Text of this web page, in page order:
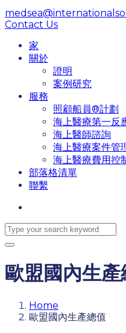
Contact Us
家
關於
證明
案例研究
服務
照顧船員®計劃
海上醫療第一反
海上醫師諮詢
海上醫療案件管
海上醫療費用控
部落格清單
聯繫
歐盟國內生產
Home
歐盟國內生產總值